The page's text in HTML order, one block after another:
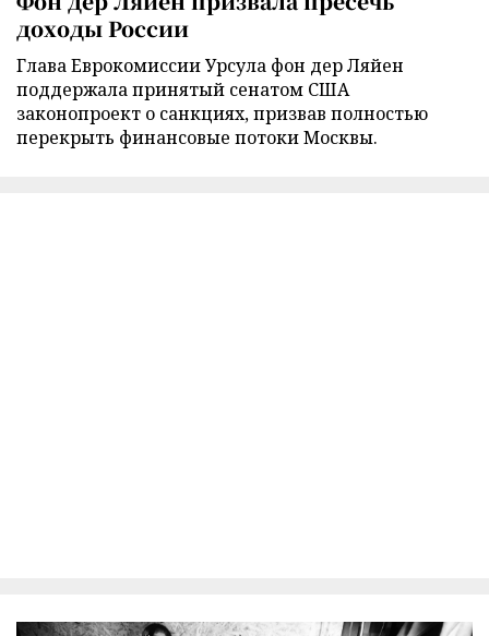
доходы России
Глава Еврокомиссии Урсула фон дер Ляйен
поддержала принятый сенатом США
законопроект о санкциях, призвав полностью
перекрыть финансовые потоки Москвы.